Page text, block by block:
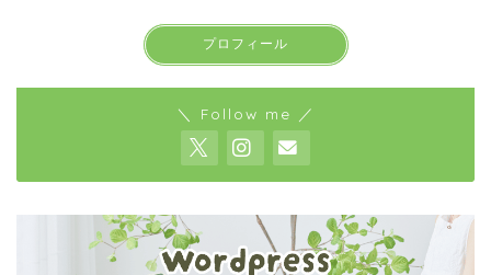
プロフィール
＼ Follow me ／